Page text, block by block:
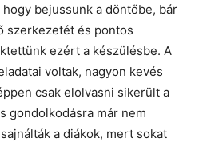
bejussunk a döntőbe, bár
szerkezetét és pontos
ezért a készülésbe. A
voltak, nagyon kevés
csak elolvasni sikerült a
gondolkodásra már nem
a diákok, mert sokat